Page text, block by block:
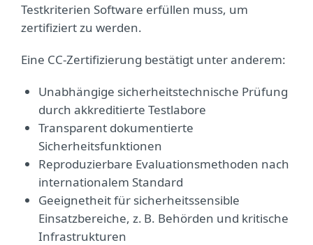
Testkriterien Software erfüllen muss, um
zertifiziert zu werden.
Eine CC‑Zertifizierung bestätigt unter anderem:
Unabhängige sicherheitstechnische Prüfung
durch akkreditierte Testlabore
Transparent dokumentierte
Sicherheitsfunktionen
Reproduzierbare Evaluationsmethoden nach
internationalem Standard
Geeignetheit für sicherheitssensible
Einsatzbereiche, z. B. Behörden und kritische
Infrastrukturen